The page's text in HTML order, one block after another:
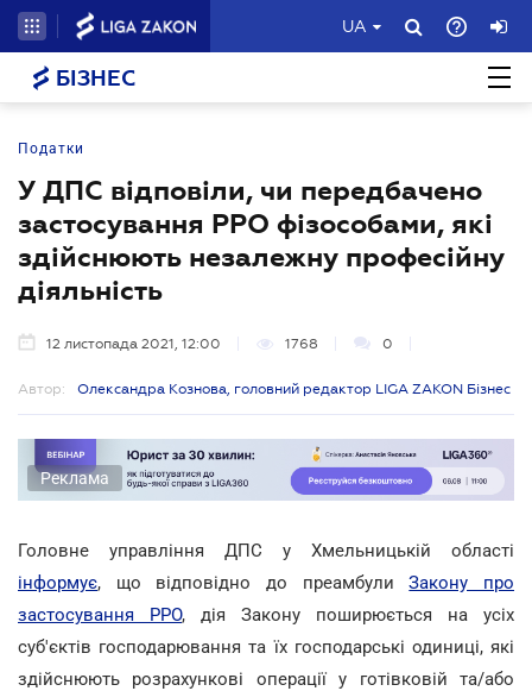
UA
БІЗНЕС
Податки
У ДПС відповіли, чи передбачено
застосування РРО фізособами, які
здійснюють незалежну професійну
діяльність
12 листопада 2021, 12:00 1768 0
Автор: Олександра Кознова, головний редактор LIGA ZAKON Бізнес
Реклама
Головне управління ДПС у Хмельницькій області
інформує, що відповідно до преамбулиЗакону про
застосування РРО, дія Закону поширюється на усіх
суб'єктів господарювання та їх господарські одиниці, які
здійснюють розрахункові операції у готівковій та/або